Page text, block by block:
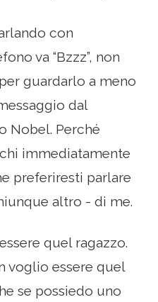
con
va “Bzzz”, non
guardarlo a meno
dal
Nobel. Perché
immediatamente
preferiresti parlare
altro - di me.
quel ragazzo.
voglio essere quel
se possiedo uno